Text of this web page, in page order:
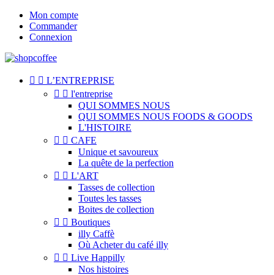
Mon compte
Commander
Connexion
  L’ENTREPRISE
  l'entreprise
QUI SOMMES NOUS
QUI SOMMES NOUS FOODS & GOODS
L'HISTOIRE
  CAFE
Unique et savoureux
La quête de la perfection
  L'ART
Tasses de collection
Toutes les tasses
Boites de collection
  Boutiques
illy Caffè
Où Acheter du café illy
  Live Happilly
Nos histoires